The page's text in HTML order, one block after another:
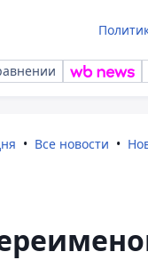
Все новости